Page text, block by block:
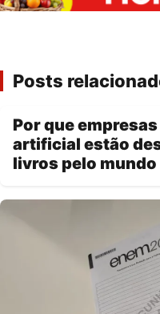
Posts
Por que
artificial estão
livros pelo mundo